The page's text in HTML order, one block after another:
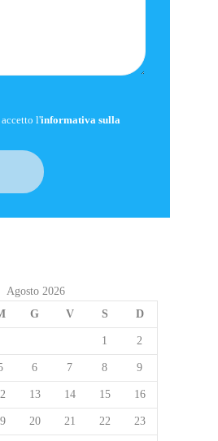
l'informativa sulla
Agosto 2026
G V S D
1 2
6 7 8 9
13 14 15 16
20 21 22 23